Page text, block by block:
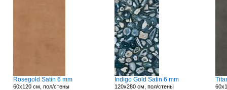
Rosegold Satin 6 mm
60x120 см, пол/стены
Indigo Gold Satin 6 mm
120x280 см, пол/стены